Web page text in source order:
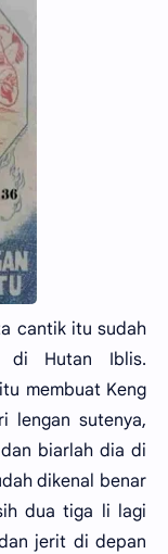
cantik itu sudah
di Hutan Iblis.
membuat Keng
lengan sutenya,
biarlah dia di
dikenal benar
dua tiga li lagi
jerit di depan